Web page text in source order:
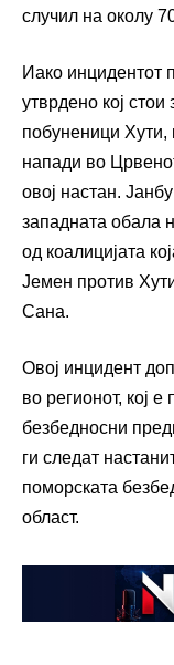
случил на околу
Иако инцидентот
утврдено кој
побуненици Хути,
напади во
овој настан.
западната обала
од коалицијата
Јемен против
Сана.
Овој инцидент
во регионот, кој
безбедносни
ги следат
поморската
област.